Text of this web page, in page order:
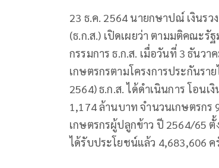
23 ธ.ค. 2564 นายกษาปณ์ เงินร
(ธ.ก.ส.) เปิดเผยว่า ตามมติคณะ
กรรมการ ธ.ก.ส. เมื่อวันที่ 3 ธันว
เกษตรกรตามโครงการประกันร
2564) ธ.ก.ส. ได้ดำเนินการ โอน
1,174 ล้านบาท จำนวนเกษตรกร
เกษตรกรผู้ปลูกข้าว ปี 2564/65
ได้รับประโยชน์แล้ว 4,683,606 ค